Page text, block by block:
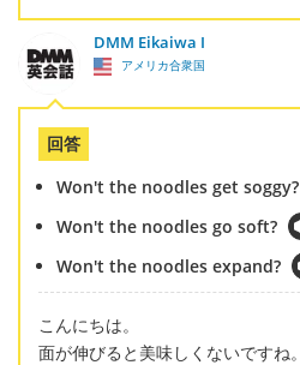
DMM Eikaiwa I
アメリカ合衆国
回答
Won't the noodles get soggy?
Won't the noodles go soft?
Won't the noodles expand?
こんにちは。
面が伸びると美味しくないですね。